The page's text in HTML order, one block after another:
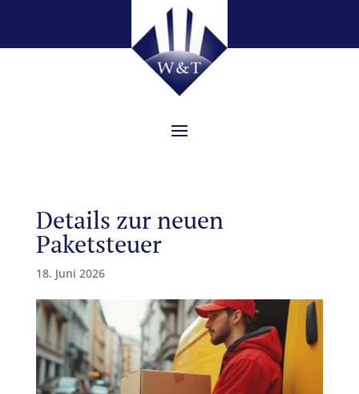
Details zur neuen
Paketsteuer
18. Juni 2026